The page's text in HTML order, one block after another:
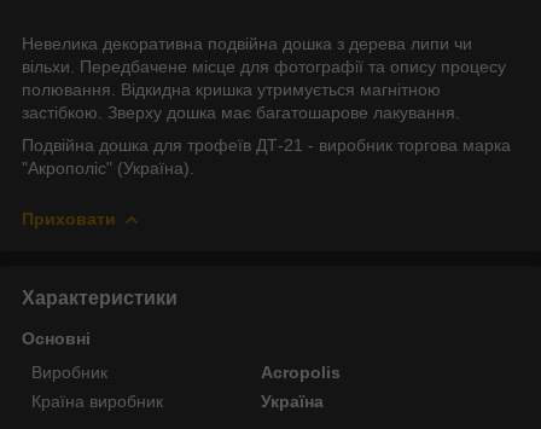
Невелика декоративна подвійна дошка з дерева липи чи
вільхи. Передбачене місце для фотографії та опису процесу
полювання. Відкидна кришка утримується магнітною
застібкою. Зверху дошка має багатошарове лакування.
Подвійна дошка для трофеїв ДТ-21 - виробник торгова марка
"Акрополіс" (Україна).
Приховати
Характеристики
Основні
Виробник
Acropolis
Країна виробник
Україна